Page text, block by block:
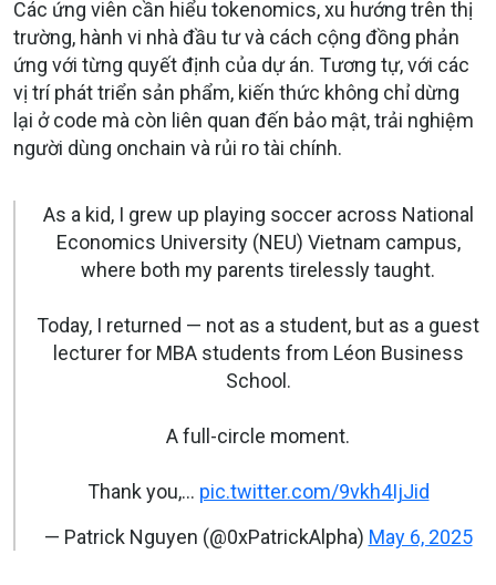
Các ứng viên cần hiểu tokenomics, xu hướng trên thị
trường, hành vi nhà đầu tư và cách cộng đồng phản
ứng với từng quyết định của dự án. Tương tự, với các
vị trí phát triển sản phẩm, kiến thức không chỉ dừng
lại ở code mà còn liên quan đến bảo mật, trải nghiệm
người dùng onchain và rủi ro tài chính.
As a kid, I grew up playing soccer across National
Economics University (NEU) Vietnam campus,
where both my parents tirelessly taught.
Today, I returned — not as a student, but as a guest
lecturer for MBA students from Léon Business
School.
A full-circle moment.
Thank you,… pic.twitter.com/9vkh4IjJid
— Patrick Nguyen (@0xPatrickAlpha) May 6, 2025